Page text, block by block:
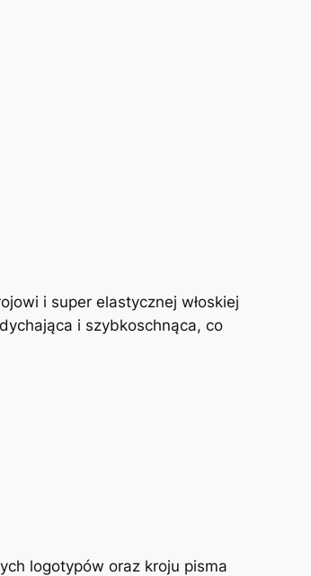
i super elastycznej włoskiej
i szybkoschnąca, co
logotypów oraz kroju pisma